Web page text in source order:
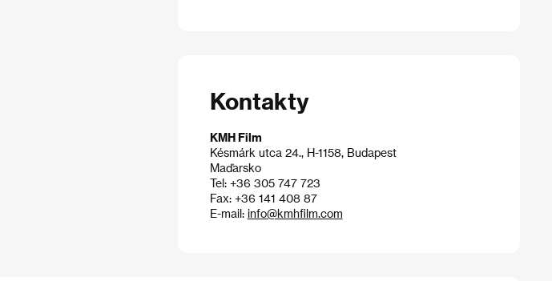
Kontakty
KMH Film
Késmárk utca 24., H-1158, Budapest
Maďarsko
Tel: +36 305 747 723
Fax: +36 141 408 87
E-mail: info@kmhfilm.com